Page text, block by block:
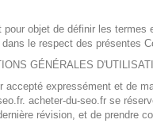
objet de définir les
le respect des présentes
GÉNÉRALES
expressément et de
acheter-du-seo.fr se
révision, et de prendre